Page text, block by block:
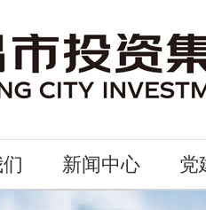
新闻中心 党